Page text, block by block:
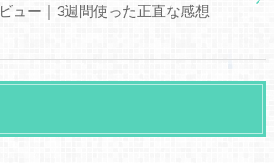
ビュー｜3週間使った正直な感想